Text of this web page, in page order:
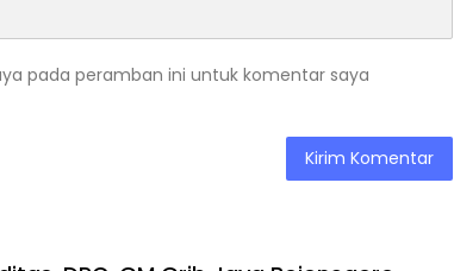
pada peramban ini untuk komentar saya